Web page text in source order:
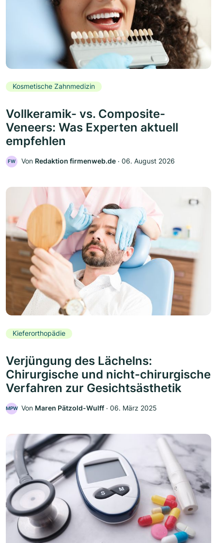
Kosmetische Zahnmedizin
Vollkeramik- vs. Composite-
Veneers: Was Experten aktuell
empfehlen
FW Von Redaktion firmenweb.de ‧ 06. August 2026
Kieferorthopädie
Verjüngung des Lächelns:
Chirurgische und nicht-chirurgische
Verfahren zur Gesichtsästhetik
MPW Von Maren Pätzold-Wulff ‧ 06. März 2025